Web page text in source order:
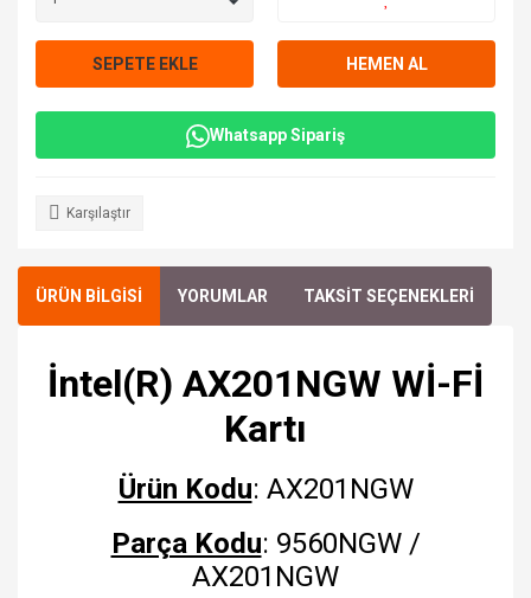
SEPETE EKLE HEMEN AL
Whatsapp Sipariş
Karşılaştır
ÜRÜN BİLGİSİ YORUMLAR TAKSİT SEÇENEKLERİ
İntel(R) AX201NGW Wİ-Fİ
Kartı
Ürün Kodu: AX201NGW
Parça Kodu: 9560NGW /
AX201NGW